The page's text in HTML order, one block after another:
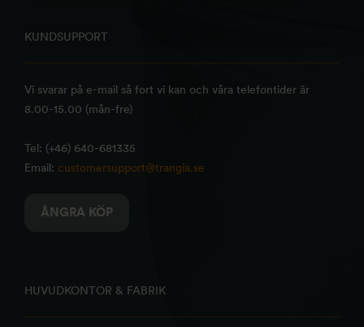
KUNDSUPPORT
Vi svarar på e-mail så fort vi kan och våra telefontider är
8.00-15.00 (mån-fre)
Tel: (+46) 640-681335
Email: customersupport@trangia.se
ÅNGRA KÖP
HUVUDKONTOR & FABRIK